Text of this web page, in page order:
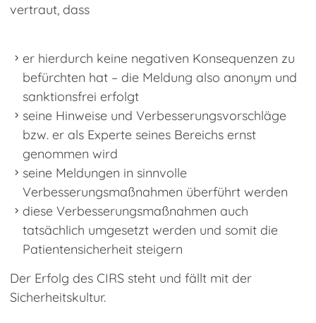
vertraut, dass
er hierdurch keine negativen Konsequenzen zu
befürchten hat – die Meldung also anonym und
sanktionsfrei erfolgt
seine Hinweise und Verbesserungsvorschläge
bzw. er als Experte seines Bereichs ernst
genommen wird
seine Meldungen in sinnvolle
Verbesserungsmaßnahmen überführt werden
diese Verbesserungsmaßnahmen auch
tatsächlich umgesetzt werden und somit die
Patientensicherheit steigern
Der Erfolg des CIRS steht und fällt mit der
Sicherheitskultur.